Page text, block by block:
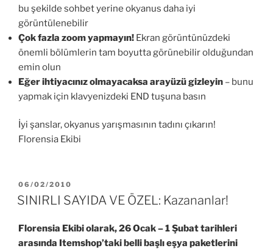
bu şekilde sohbet yerine okyanus daha iyi
görüntülenebilir
Çok fazla zoom yapmayın! Ekran görüntünüzdeki
önemli bölümlerin tam boyutta görünebilir olduğundan
emin olun
Eğer ihtiyacınız olmayacaksa arayüzü gizleyin – bunu
yapmak için klavyenizdeki END tuşuna basın
İyi şanslar, okyanus yarışmasının tadını çıkarın!
Florensia Ekibi
YAYIM
TARIHI
06/02/2010
SINIRLI SAYIDA VE ÖZEL: Kazananlar!
Florensia Ekibi olarak, 26 Ocak – 1 Şubat tarihleri
arasında Itemshop’taki belli başlı eşya paketlerini